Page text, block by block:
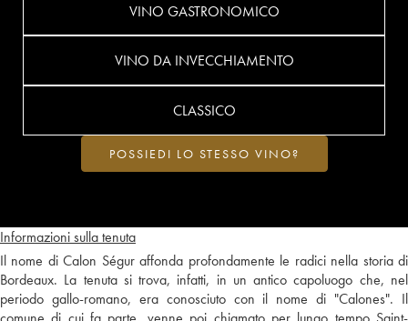
Informazioni sulla tenuta
Il nome di Calon Ségur affonda profondamente le radici nella storia di
Bordeaux. La tenuta si trova, infatti, in un antico capoluogo che, nel
periodo gallo-romano, era conosciuto con il nome di "Calones". Il
VINO GASTRONOMICO
VINO DA INVECCHIAMENTO
CLASSICO
POSSIEDI LO STESSO VINO?